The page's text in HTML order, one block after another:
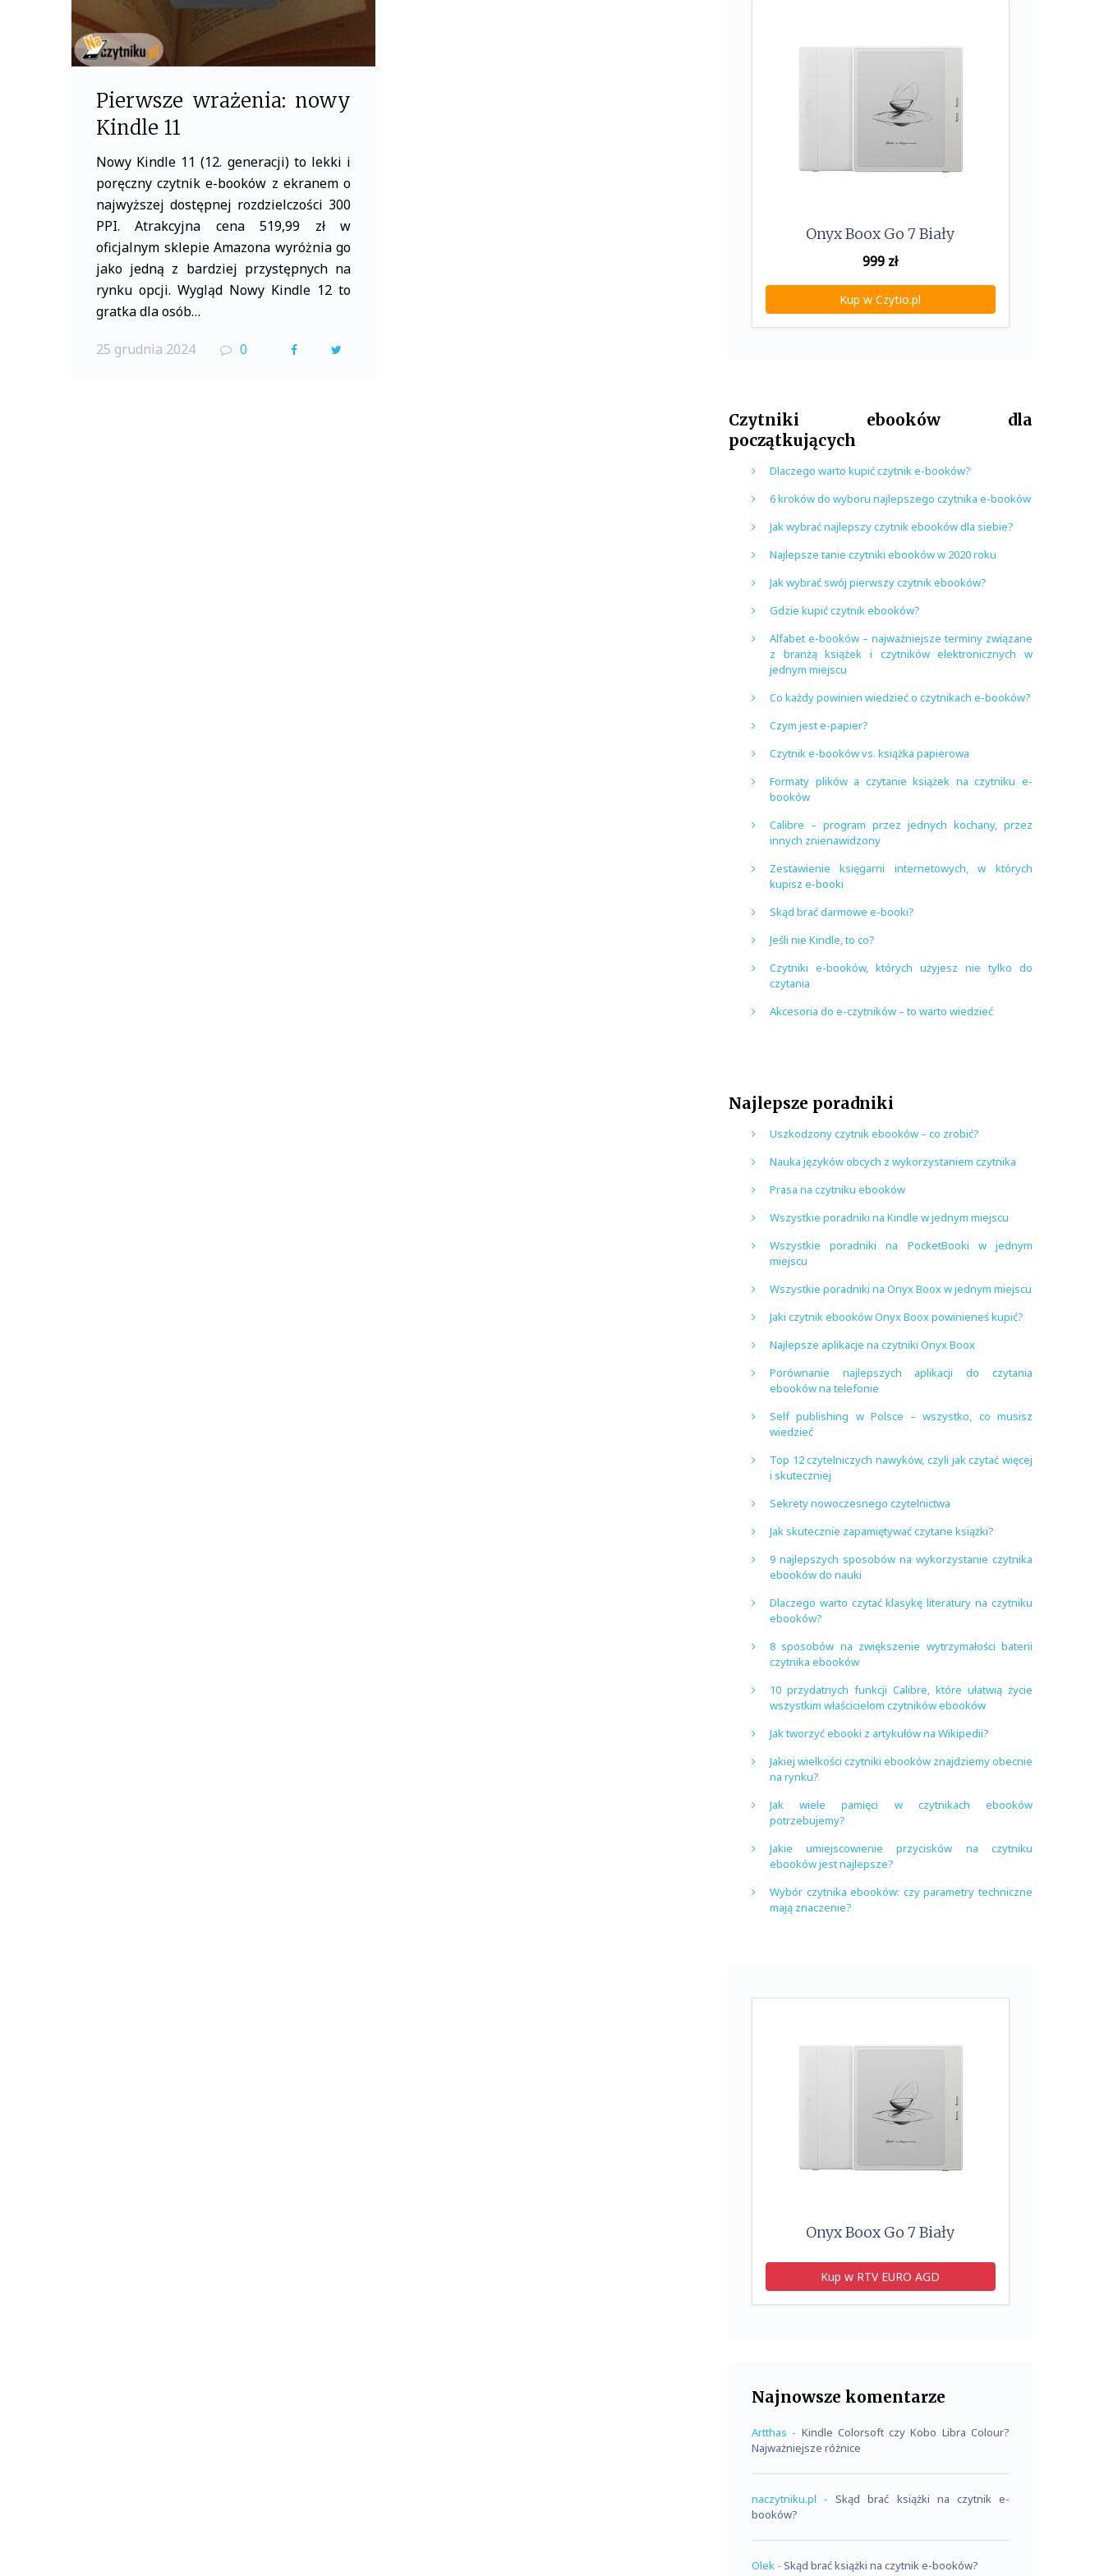
Pierwsze wrażenia: nowy
Kindle 11
Nowy Kindle 11 (12. generacji) to lekki i
poręczny czytnik e-booków z ekranem o
najwyższej dostępnej rozdzielczości 300
PPI. Atrakcyjna cena 519,99 zł w
oficjalnym sklepie Amazona wyróżnia go
jako jedną z bardziej przystępnych na
rynku opcji. Wygląd Nowy Kindle 12 to
gratka dla osób…
25 grudnia 2024 0
F
Onyx Boox Go 7 Biały
999 zł
Kup w Czytio.pl
Czytniki ebooków dla
początkujących
Dlaczego warto kupić czytnik e-booków?
6 kroków do wyboru najlepszego czytnika e-booków
Jak wybrać najlepszy czytnik ebooków dla siebie?
Najlepsze tanie czytniki ebooków w 2020 roku
Jak wybrać swój pierwszy czytnik ebooków?
Gdzie kupić czytnik ebooków?
Alfabet e-booków – najważniejsze terminy związane
z branżą książek i czytników elektronicznych w
jednym miejscu
Co każdy powinien wiedzieć o czytnikach e-booków?
Czym jest e-papier?
Czytnik e-booków vs. książka papierowa
Formaty plików a czytanie książek na czytniku e-
booków
Calibre – program przez jednych kochany, przez
innych znienawidzony
Zestawienie księgarni internetowych, w których
kupisz e-booki
Skąd brać darmowe e-booki?
Jeśli nie Kindle, to co?
Czytniki e-booków, których użyjesz nie tylko do
czytania
Akcesoria do e-czytników – to warto wiedzieć
Najlepsze poradniki
Uszkodzony czytnik ebooków – co zrobić?
Nauka języków obcych z wykorzystaniem czytnika
Prasa na czytniku ebooków
Wszystkie poradniki na Kindle w jednym miejscu
Wszystkie poradniki na PocketBooki w jednym
miejscu
Wszystkie poradniki na Onyx Boox w jednym miejscu
Jaki czytnik ebooków Onyx Boox powinieneś kupić?
Najlepsze aplikacje na czytniki Onyx Boox
Porównanie najlepszych aplikacji do czytania
ebooków na telefonie
Self publishing w Polsce – wszystko, co musisz
wiedzieć
Top 12 czytelniczych nawyków, czyli jak czytać więcej
i skuteczniej
Sekrety nowoczesnego czytelnictwa
Jak skutecznie zapamiętywać czytane książki?
9 najlepszych sposobów na wykorzystanie czytnika
ebooków do nauki
Dlaczego warto czytać klasykę literatury na czytniku
ebooków?
8 sposobów na zwiększenie wytrzymałości baterii
czytnika ebooków
10 przydatnych funkcji Calibre, które ułatwią życie
wszystkim właścicielom czytników ebooków
Jak tworzyć ebooki z artykułów na Wikipedii?
Jakiej wielkości czytniki ebooków znajdziemy obecnie
na rynku?
Jak wiele pamięci w czytnikach ebooków
potrzebujemy?
Jakie umiejscowienie przycisków na czytniku
ebooków jest najlepsze?
Wybór czytnika ebooków: czy parametry techniczne
mają znaczenie?
Onyx Boox Go 7 Biały
Kup w RTV EURO AGD
Najnowsze komentarze
Artthas - Kindle Colorsoft czy Kobo Libra Colour?
Najważniejsze różnice
naczytniku.pl - Skąd brać książki na czytnik e-
booków?
Olek - Skąd brać książki na czytnik e-booków?